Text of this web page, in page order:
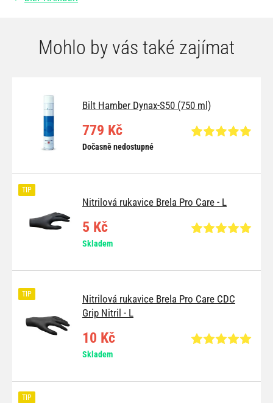
Mohlo by vás také zajímat
Bilt Hamber Dynax-S50 (750 ml)
779 Kč
Dočasně nedostupné
Nitrilová rukavice Brela Pro Care - L
TIP
5 Kč
Skladem
Nitrilová rukavice Brela Pro Care CDC
Grip Nitril - L
TIP
10 Kč
Skladem
TIP